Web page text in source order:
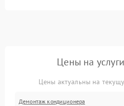
Цены на
Цены актуальны на
Демонтаж кондиционера